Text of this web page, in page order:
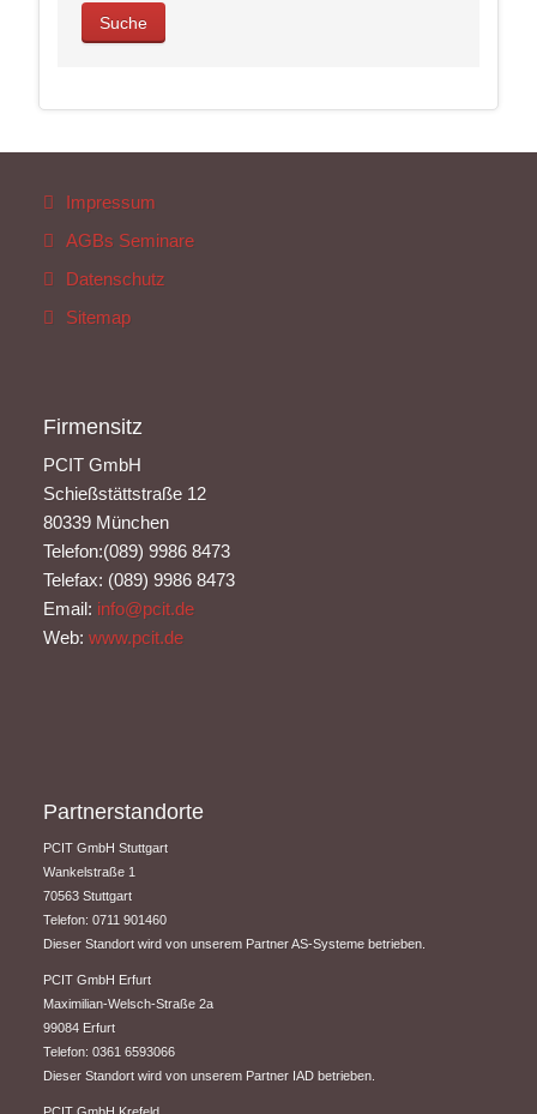
Impressum
AGBs Seminare
Datenschutz
Sitemap
Firmensitz
PCIT GmbH
Schießstättstraße 12
80339 München
Telefon:(089) 9986 8473
Telefax: (089) 9986 8473
Email: info@pcit.de
Web:www.pcit.de
Partnerstandorte
PCIT GmbH Stuttgart
​Wankelstraße 1
70563 Stuttgart
Telefon: 0711 901460
Dieser Standort wird von unserem Partner AS-Systeme betrieben.
PCIT GmbH Erfurt
​Maximilian-Welsch-Straße 2a
99084 Erfurt
Telefon: 0361 6593066
Dieser Standort wird von unserem Partner IAD betrieben.